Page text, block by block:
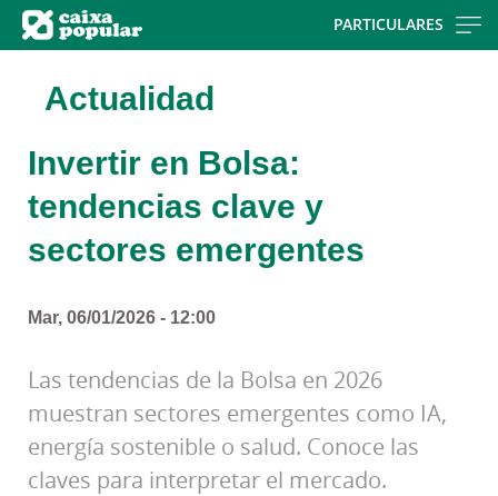
PARTICULARES
Actualidad
Invertir en Bolsa:
tendencias clave y
sectores emergentes
Mar, 06/01/2026 - 12:00
Las tendencias de la Bolsa en 2026
muestran sectores emergentes como IA,
energía sostenible o salud. Conoce las
claves para interpretar el mercado.